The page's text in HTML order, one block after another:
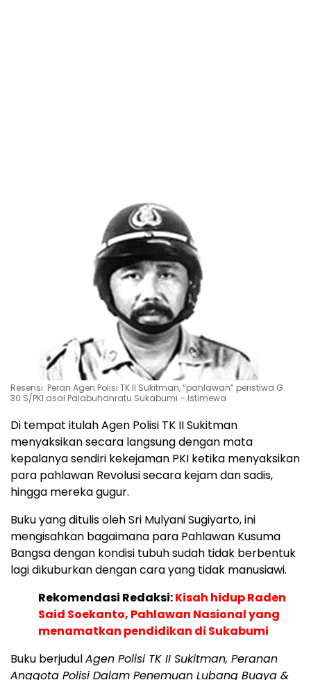
Resensi: Peran Agen Polisi TK II Sukitman, “pahlawan” peristiwa G.
30.S/PKI asal Palabuhanratu Sukabumi – Istimewa
Di tempat itulah Agen Polisi TK II Sukitman
menyaksikan secara langsung dengan mata
kepalanya sendiri kekejaman PKI ketika menyaksikan
para pahlawan Revolusi secara kejam dan sadis,
hingga mereka gugur.
Buku yang ditulis oleh Sri Mulyani Sugiyarto, ini
mengisahkan bagaimana para Pahlawan Kusuma
Bangsa dengan kondisi tubuh sudah tidak berbentuk
lagi dikuburkan dengan cara yang tidak manusiawi.
Rekomendasi Redaksi:Kisah hidup Raden
Said Soekanto, Pahlawan Nasional yang
menamatkan pendidikan di Sukabumi
Buku berjudulAgen Polisi TK II Sukitman, Peranan
Anggota Polisi Dalam Penemuan Lubang Buaya &